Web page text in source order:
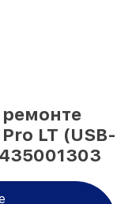
LT (USB-